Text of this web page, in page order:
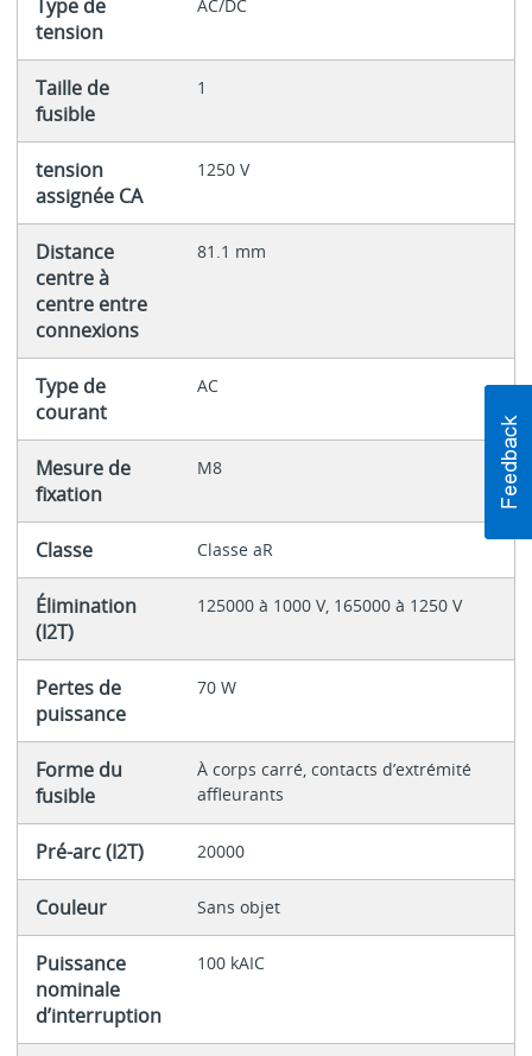
Type de
tension
AC/DC
Taille de
fusible
1
tension
assignée CA
1250 V
Distance
centre à
centre entre
connexions
81.1 mm
Type de
courant
AC
Mesure de
fixation
M8
Classe Classe aR
Élimination
(I2T)
125000 à 1000 V, 165000 à 1250 V
Pertes de
puissance
70 W
Forme du
fusible
À corps carré, contacts d’extrémité
affleurants
Pré-arc (I2T) 20000
Couleur Sans objet
Puissance
nominale
d’interruption
100 kAIC